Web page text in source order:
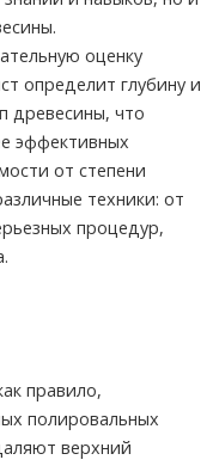
оценку
определит глубину и
древесины, что
эффективных
от степени
техники: от
процедур,
правило,
полировальных
верхний